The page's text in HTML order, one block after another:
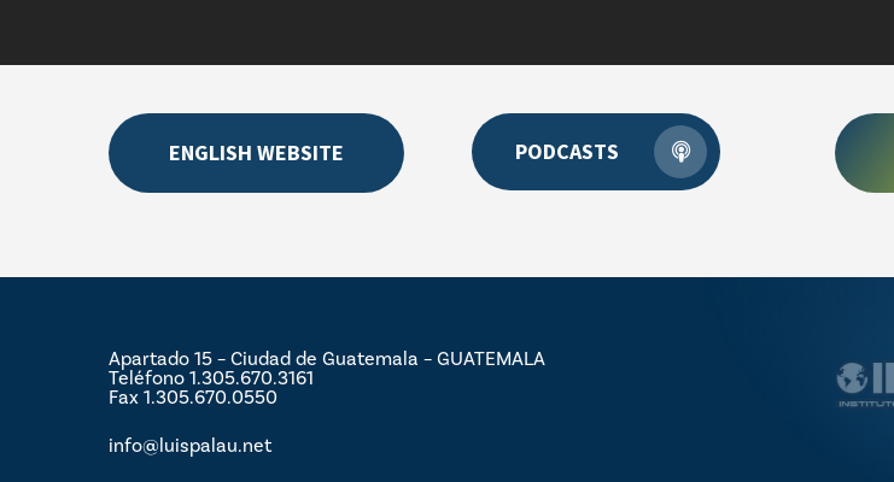
ENGLISH WEBSITE PODCASTS
Apartado 15 – Ciudad de Guatemala – GUATEMALA
Teléfono 1.305.670.3161
Fax 1.305.670.0550
info@luispalau.net